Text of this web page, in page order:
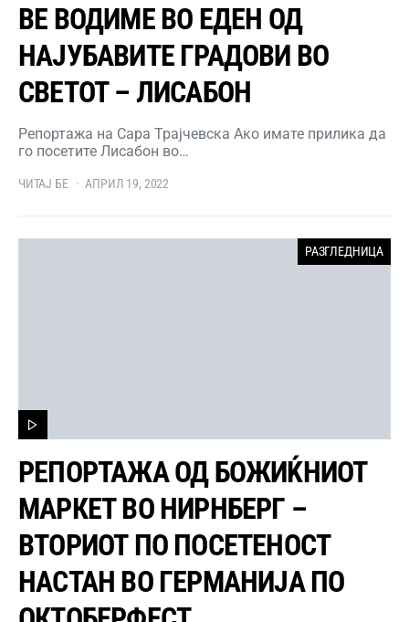
ВЕ ВОДИМЕ ВО ЕДЕН ОД
НАЈУБАВИТЕ ГРАДОВИ ВО
СВЕТОТ – ЛИСАБОН
Репортажа на Сара Трајчевска Ако имате прилика да
го посетите Лисабон во…
ЧИТАЈ БЕ АПРИЛ 19, 2022
РАЗГЛЕДНИЦА
РЕПОРТАЖА ОД БОЖИЌНИОТ
МАРКЕТ ВО НИРНБЕРГ –
ВТОРИОТ ПО ПОСЕТЕНОСТ
НАСТАН ВО ГЕРМАНИЈА ПО